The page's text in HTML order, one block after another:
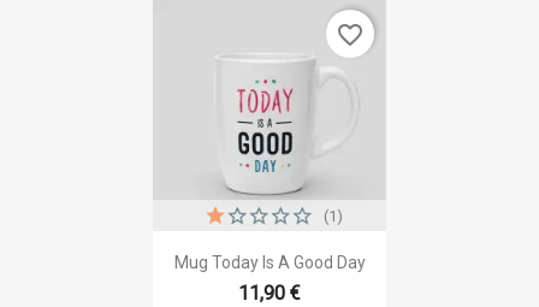
Aperçu rapide
Mug Today Is A Good Day
11,90 €
(1)
favorite_border